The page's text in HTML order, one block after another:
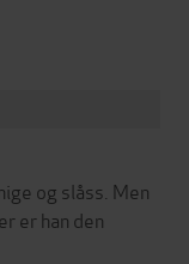
og slåss. Men
er han den